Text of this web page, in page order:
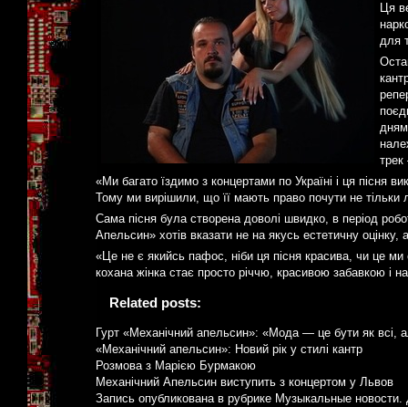
Ця
для
трек
«Ми багато їздимо з концертами по Україні і ця пісня
Тому ми вирішили, що її мають право почути не тільки
Сама пісня була створена доволі швидко, в період
Апельсин» хотів вказати не на якусь естетичну
«Це не є якийсь пафос, ніби ця пісня красива, чи це
кохана жінка стає просто річчю, красивою забавкою і
Related posts:
Гурт «Механічний апельсин»: «Мода — це бути як всі,
«Механічний апельсин»: Новий рік у стилі кантр
Розмова з Марією Бурмакою
Механічний Апельсин виступить з концертом у Львов
Запись опубликована в рубрике Музыкальные новости.